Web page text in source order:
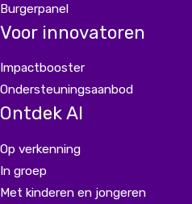
Burgerpanel
Voor innovatoren
Impactbooster
Ondersteuningsaanbod
Ontdek AI
Op verkenning
In groep
Met kinderen en jongeren